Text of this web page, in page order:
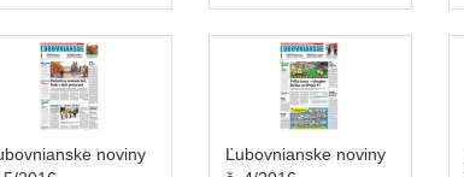
noviny
Ľubovnianske noviny